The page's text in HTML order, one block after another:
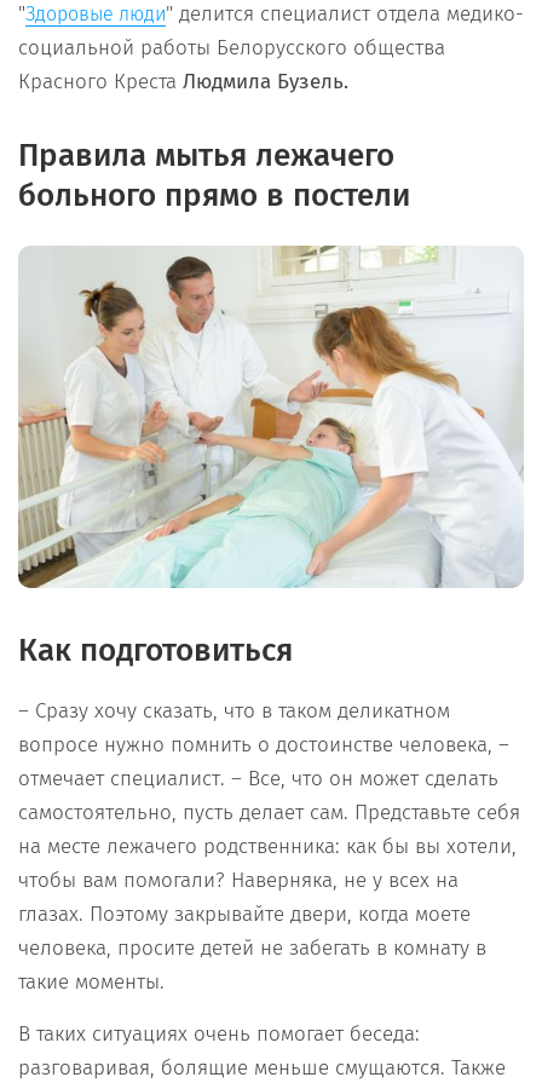
"Здоровые люди" делится специалист отдела медико-
социальной работы Белорусского общества
Красного Креста Людмила Бузель.
Правила мытья лежачего
больного прямо в постели
Как подготовиться
– Сразу хочу сказать, что в таком деликатном
вопросе нужно помнить о достоинстве человека, –
отмечает специалист. – Все, что он может сделать
самостоятельно, пусть делает сам. Представьте себя
на месте лежачего родственника: как бы вы хотели,
чтобы вам помогали? Наверняка, не у всех на
глазах. Поэтому закрывайте двери, когда моете
человека, просите детей не забегать в комнату в
такие моменты.
В таких ситуациях очень помогает беседа:
разговаривая, болящие меньше смущаются. Также